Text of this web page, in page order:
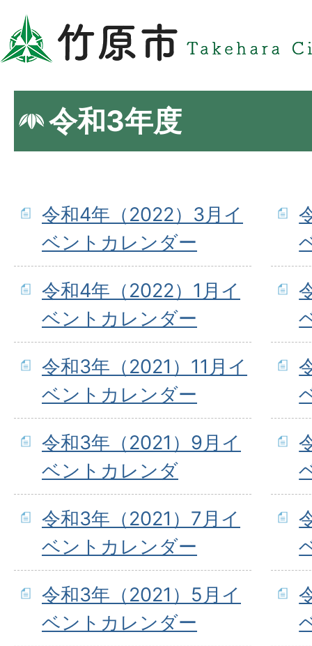
令和3年度
令和4年（2022）3月イ
ベントカレンダー
令和4年（2022）1月イ
ベントカレンダー
令和3年（2021）11月イ
ベントカレンダー
令和3年（2021）9月イ
ベントカレンダ
令和3年（2021）7月イ
ベントカレンダー
令和3年（2021）5月イ
ベントカレンダー